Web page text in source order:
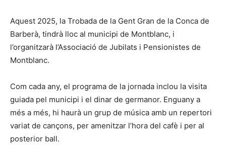
Aquest 2025, la Trobada de la Gent Gran de la Conca de
Barberà, tindrà lloc al municipi de Montblanc, i
l’organitzarà l’Associació de Jubilats i Pensionistes de
Montblanc.
Com cada any, el programa de la jornada inclou la visita
guiada pel municipi i el dinar de germanor. Enguany a
més a més, hi haurà un grup de música amb un repertori
variat de cançons, per amenitzar l’hora del cafè i per al
posterior ball.